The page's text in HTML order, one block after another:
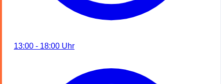
13:00 - 18:00 Uhr